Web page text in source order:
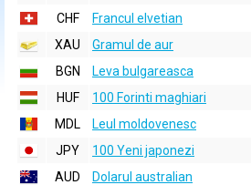
CHF
Francul elvetian
XAU
Gramul de aur
BGN
Leva bulgareasca
HUF
100 Forinti maghiari
MDL
Leul moldovenesc
JPY
100 Yeni japonezi
AUD
Dolarul australian